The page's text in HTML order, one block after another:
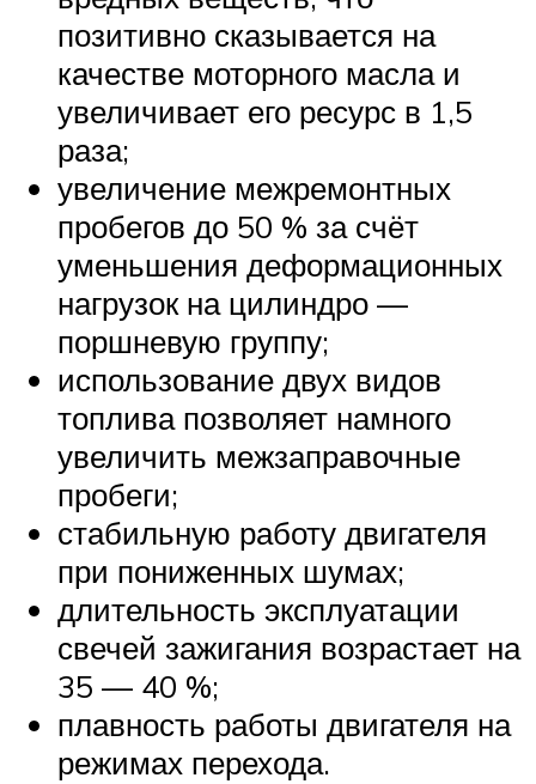
позитивно сказывается на
качестве моторного масла и
увеличивает его ресурс в 1,5
раза;
увеличение межремонтных
пробегов до 50 % за счёт
уменьшения деформационных
нагрузок на цилиндро —
поршневую группу;
использование двух видов
топлива позволяет намного
увеличить межзаправочные
пробеги;
стабильную работу двигателя
при пониженных шумах;
длительность эксплуатации
свечей зажигания возрастает на
35 — 40 %;
плавность работы двигателя на
режимах перехода.